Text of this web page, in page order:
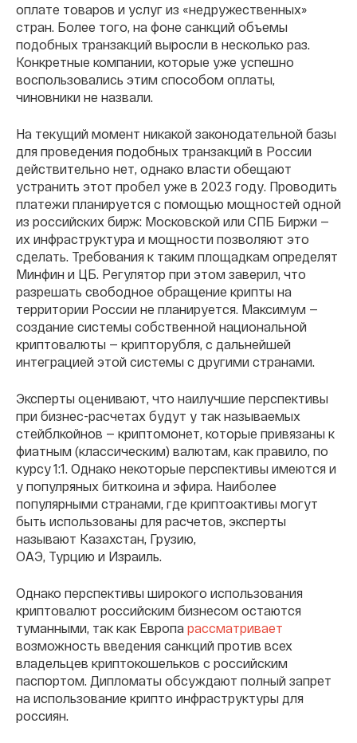
оплате товаров и услуг из «недружественных»
стран. Более того, на фоне санкций объемы
подобных транзакций выросли в несколько раз.
Конкретные компании, которые уже успешно
воспользовались этим способом оплаты,
чиновники не назвали.
На текущий момент никакой законодательной базы
для проведения подобных транзакций в России
действительно нет, однако власти обещают
устранить этот пробел уже в 2023 году. Проводить
платежи планируется с помощью мощностей одной
из российских бирж: Московской или СПБ Биржи —
их инфраструктура и мощности позволяют это
сделать. Требования к таким площадкам определят
Минфин и ЦБ. Регулятор при этом заверил, что
разрешать свободное обращение крипты на
территории России не планируется. Максимум —
создание системы собственной национальной
криптовалюты — крипторубля, с дальнейшей
интеграцией этой системы с другими странами.
Эксперты оценивают, что наилучшие перспективы
при бизнес-расчетах будут у так называемых
стейблкойнов — криптомонет, которые привязаны к
фиатным (классическим) валютам, как правило, по
курсу 1:1. Однако некоторые перспективы имеются и
у популряных биткоина и эфира. Наиболее
популярными странами, где криптоактивы могут
быть использованы для расчетов, эксперты
называют Казахстан, Грузию,
ОАЭ, Турцию и Израиль.
Однако перспективы широкого использования
криптовалют российским бизнесом остаются
туманными, так как Европа рассматривает
возможность введения санкций против всех
владельцев криптокошельков с российским
паспортом. Дипломаты обсуждают полный запрет
на использование крипто инфраструктуры для
россиян.